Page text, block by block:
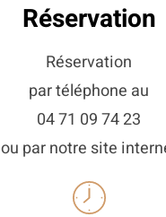
Réservation
Réservation
par téléphone au
04 71 09 74 23
ou par notre site